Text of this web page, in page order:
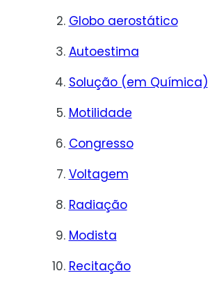
Globo aerostático
Autoestima
Solução (em Química)
Motilidade
Congresso
Voltagem
Radiação
Modista
Recitação